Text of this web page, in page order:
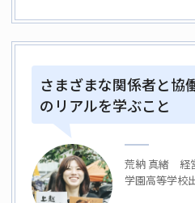
さまざまな関係者と協
のリアルを学ぶこと
荒納 真緒 経
学園高等学校